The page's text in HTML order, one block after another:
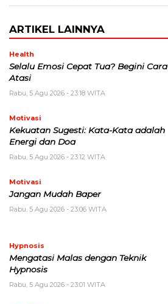
ARTIKEL LAINNYA
Health
Selalu Emosi Cepat Tua? Begini Cara
Atasi
Rabu, 5 Agu 2026 - 23:18 WITA
Motivasi
Kekuatan Sugesti: Kata-Kata adalah
Energi dan Doa
Rabu, 5 Agu 2026 - 23:12 WITA
Motivasi
Jangan Mudah Baper
Rabu, 5 Agu 2026 - 23:06 WITA
Hypnosis
Mengatasi Malas dengan Teknik
Hypnosis
Rabu, 5 Agu 2026 - 23:01 WITA